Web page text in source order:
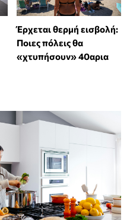
Έρχεται θερμή εισβολή:
Ποιες πόλεις θα
«χτυπήσουν» 40αρια